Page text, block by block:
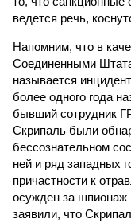
ведется речь,
Напомним, что в
Соединенными
называется
более одного года
бывший сотрудник
Скрипаль были
бессознательном
ней и ряд западных
причастности к
осужден за шпионаж
заявили, что